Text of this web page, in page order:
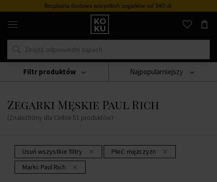
Bezpłatna dostawa wszystkich zegarków od 340 zł
Oryginalne
perfumy
zegarki
w
miejscu
Zegarki
Zegarki Męskie Zegarki Męskie Paul Rich
Zegarki Męskie Paul Rich
(Znaleźliśmy dla Ciebie 51 produktów)
Najpopularniejszy
Usuń wszystkie filtry Płeć: mężczyzn
Marki: Paul Rich
Filtr produktów